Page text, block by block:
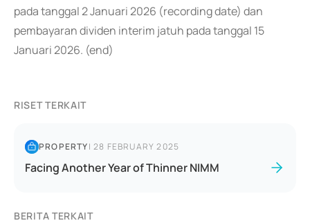
pada tanggal 2 Januari 2026 (recording date) dan
pembayaran dividen interim jatuh pada tanggal 15
Januari 2026. (end)
RISET TERKAIT
PROPERTY|28 FEBRUARY 2025
Facing Another Year of Thinner NIMM
BERITA TERKAIT